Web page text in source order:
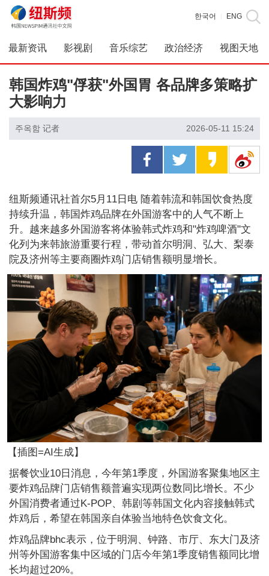
한국어 ENG
最新资讯 影视剧 音乐综艺 政治经济 视图天地
韩国炸鸡"俘获"外国胃 各品牌多策略扩
大影响力
주옥함 记者 2026-05-11 15:24
纽斯频通讯社首尔5月11日电 随着韩流和韩国饮食热度
持续升温，韩国炸鸡品牌在外国游客中的人气不断上
升。越来越多外国游客将体验韩式炸鸡和"炸鸡啤酒"文
化列为来韩旅游重要行程，带动首尔明洞、弘大、梨泰
院及济州等主要商圈炸鸡门店销售额明显增长。
【插图=AI生成】
据餐饮业10日消息，今年第1季度，外国游客聚集地区主
要炸鸡品牌门店销售额普遍实现两位数同比增长。不少
外国消费者通过K-POP、韩剧等韩国文化内容接触韩式
炸鸡后，希望在韩国亲自体验当地特色饮食文化。
炸鸡品牌bhc表示，位于明洞、钟路、市厅、东大门及济
州等外国游客集中区域的门店今年第1季度销售额同比增
长均超过20%。